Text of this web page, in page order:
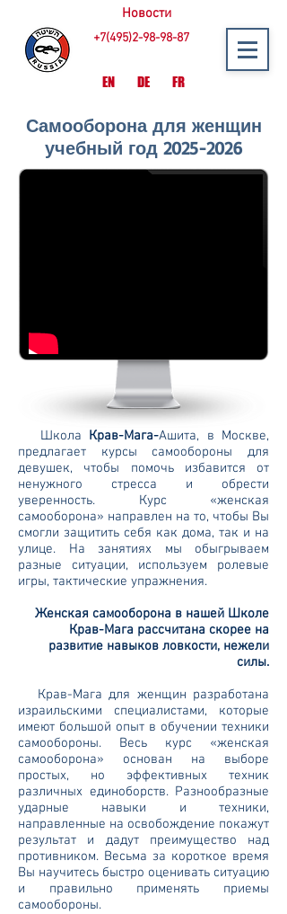
+7(495)2-98-98-87
DE
EN FR
Новости
Самооборона для женщин
учебный год 2025-2026
Школа Крав-Мага-Ашита, в Москве,
предлагает курсы самообороны для
девушек, чтобы помочь избавится от
ненужного стресса и обрести
уверенность. Курс «женская
самооборона» направлен на то, чтобы Вы
смогли защитить себя как дома, так и на
улице. На занятиях мы обыгрываем
разные ситуации, используем ролевые
игры, тактические упражнения.
Женская самооборона в нашей Школе
Крав-Мага рассчитана скорее на
развитие навыков ловкости, нежели
силы.
Крав-Мага для женщин разработана
израильскими специалистами, которые
имеют большой опыт в обучении техники
самообороны. Весь курс «женская
самооборона» основан на выборе
простых, но эффективных техник
различных единоборств. Разнообразные
ударные навыки и техники,
направленные на освобождение покажут
результат и дадут преимущество над
противником. Весьма за короткое время
Вы научитесь быстро оценивать ситуацию
и правильно применять приемы
самообороны.